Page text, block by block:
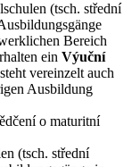
(tsch. střední
Bereich
ein Výuční
vereinzelt auch
Ausbildung
o maturitní
(tsch. střední